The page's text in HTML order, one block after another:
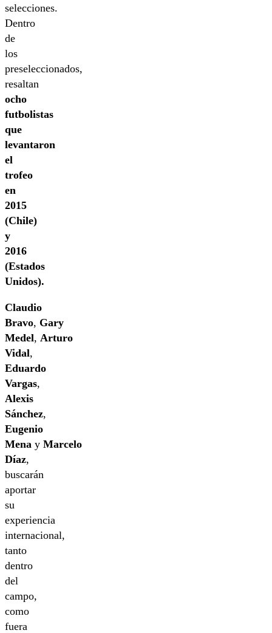
selecciones.
Dentro
de
los
preseleccionados,
resaltan
ocho
futbolistas
que
levantaron
el
trofeo
en
2015
(Chile)
y
2016
(Estados
Unidos).
Claudio
Bravo, Gary
Medel, Arturo
Vidal,
Eduardo
Vargas,
Alexis
Sánchez,
Eugenio
Mena y Marcelo
Díaz,
buscarán
aportar
su
experiencia
internacional,
tanto
dentro
del
campo,
como
fuera